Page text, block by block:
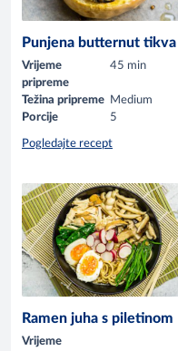
Punjena butternut tikva
Vrijeme
pripreme
45 min
Težina pripreme
Medium
Porcije
5
Pogledajte recept
Ramen juha s piletinom
Vrijeme